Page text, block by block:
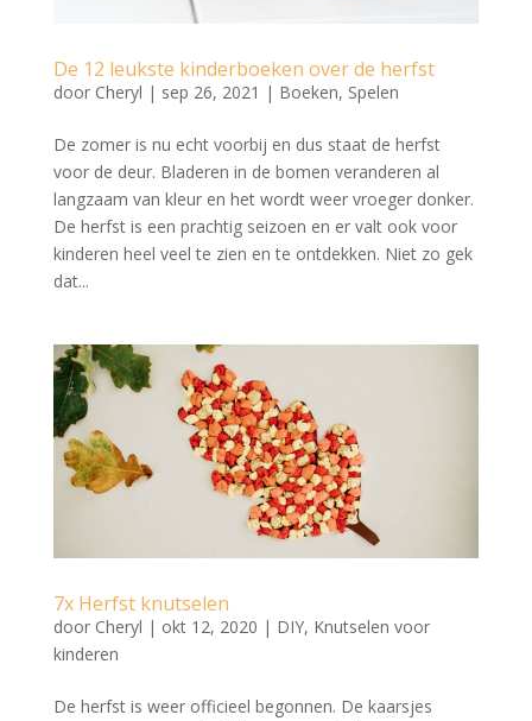
De 12 leukste kinderboeken over de herfst
door Cheryl | sep 26, 2021 | Boeken, Spelen
De zomer is nu echt voorbij en dus staat de herfst
voor de deur. Bladeren in de bomen veranderen al
langzaam van kleur en het wordt weer vroeger donker.
De herfst is een prachtig seizoen en er valt ook voor
kinderen heel veel te zien en te ontdekken. Niet zo gek
dat...
7x Herfst knutselen
door Cheryl | okt 12, 2020 | DIY, Knutselen voor
kinderen
De herfst is weer officieel begonnen. De kaarsjes